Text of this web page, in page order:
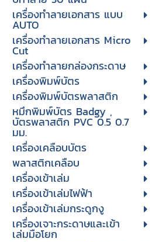
เครื่องทำลายเอกสาร แบบ
AUTO
เครื่องทำลายเอกสาร Micro
Cut
เครื่องทำลายกล่องกระดาษ
เครื่องพิมพ์บัตร
เครื่องพิมพ์บัตรพลาสติก
หมึกพิมพ์บัตร Badgy ,
บัตรพลาสติก PVC 0.5 0.7
มม.
เครื่องเคลือบบัตร
พลาสติกเคลือบ
เครื่องเข้าเล่ม
เครื่องเข้าเล่มไฟฟ้า
เครื่องเข้าเล่มกระดูกงู
เครื่องเจาะกระดาษและเข้า
เล่มมือโยก